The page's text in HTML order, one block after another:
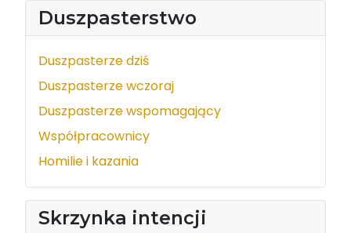
Duszpasterstwo
Duszpasterze dziś
Duszpasterze wczoraj
Duszpasterze wspomagający
Współpracownicy
Homilie i kazania
Skrzynka intencji